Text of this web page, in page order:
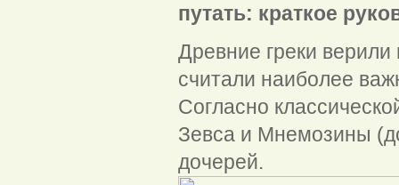
путать: краткое
Древние греки
считали наиболее
Согласно
Зевса и Мнемозины
дочерей.